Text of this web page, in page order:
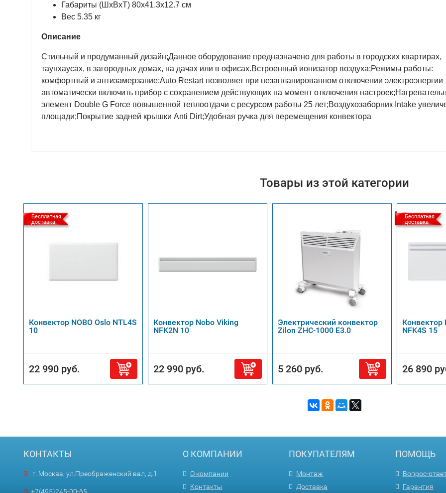
Габариты (ШхВхТ) 80x41.3x12.7 см
Вес 5.35 кг
Описание
Стильный и продуманный дизайн;Данное оборудование предназначено для работы в городских квартирах,
таунхаусах, в загородных домах, на дачах или в офисах.Встроенный ионизатор воздуха;Режимы работы:
комфортный и антизамерзание;Auto Restart позволяет при незапланированном отключении электроэнергии
автоматически включить прибор с сохранением действующих на момент отключения
элемент Double G Force повышенной теплоотдачи с ресурсом работы 25 лет;Воздухозаборник Intake
площади;Покрытие задней крышки Anti Dirt;Удобная ручка для перемещения конвектора
Товары из этой категории
Бесплатная
доставка
Конвектор NOBO Oslo NTL4S
10
22 990 руб.
Конвектор Nobo Viking
NFK2N 10
22 990 руб.
Электрический конвектор
Zilon ZHC-1000 Е3.0
5 260 руб.
Бесплатная
доставка
Конвектор
NFK4S 15
26 890
КОНТАКТЫ
г. Москва, ул.Преображенский вал, д.1
О КОМПАНИИ
О компании
Контакты
ПОКУПАТЕЛЯМ
Монтаж
Доставка
ПОМОЩЬ
Вопрос-
Гарантия